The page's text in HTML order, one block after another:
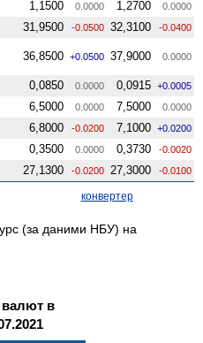
1,1500 0.0000 1,2700 0.0000
31,9500 -0.0500 32,3100 -0.0400
36,8500 +0.0500 37,9000 0.0000
0,0850 0.0000 0,0915 +0.0005
6,5000 0.0000 7,5000 0.0000
6,8000 -0.0200 7,1000 +0.0200
0,3500 0.0000 0,3730 -0.0020
27,1300 -0.0200 27,3000 -0.0100
конвертер
(за даними НБУ) на
валют в